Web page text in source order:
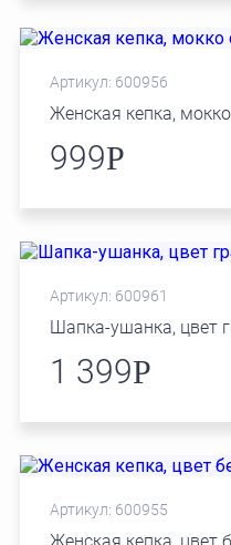
Артикул: 600956
Женская кепка,
999Р
Артикул: 600961
Шапка-ушанка, цвет
1 399Р
Артикул: 600955